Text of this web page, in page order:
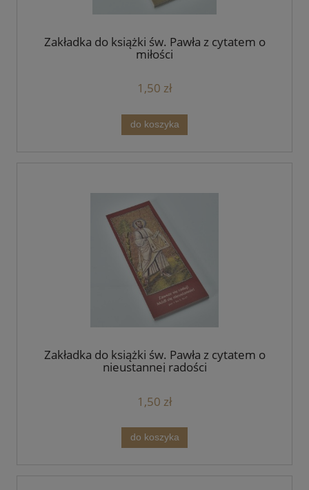
Zakładka do książki św. Pawła z cytatem o
miłości
1,50 zł
do koszyka
Zakładka do książki św. Pawła z cytatem o
nieustannej radości
1,50 zł
do koszyka